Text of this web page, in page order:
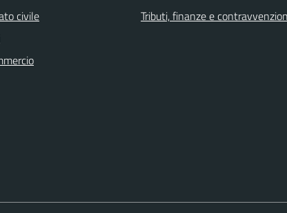
civile
Tributi, finanze e